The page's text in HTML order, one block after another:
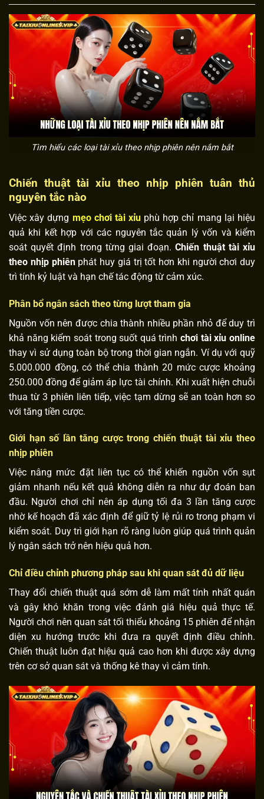
Tìm hiểu các loại tài xỉu theo nhịp phiên nên nắm bắt
Chiến thuật tài xỉu theo nhịp phiên tuân thủ
nguyên tắc nào
Việc xây dựng mẹo chơi tài xỉu phù hợp chỉ mang lại hiệu
quả khi kết hợp với các nguyên tắc quản lý vốn và kiểm
soát quyết định trong từng giai đoạn.Chiến thuật tài xỉu
theo nhịp phiênphát huy giá trị tốt hơn khi người chơi duy
trì tính kỷ luật và hạn chế tác động từ cảm xúc.
Phân bổ ngân sách theo từng lượt tham gia
Nguồn vốn nên được chia thành nhiều phần nhỏ để duy trì
khả năng kiểm soát trong suốt quá trìnhchơi tài xỉu online
thay vì sử dụng toàn bộ trong thời gian ngắn. Ví dụ với quỹ
5.000.000 đồng, có thể chia thành 20 mức cược khoảng
250.000 đồng để giảm áp lực tài chính. Khi xuất hiện chuỗi
thua từ 3 phiên liên tiếp, việc tạm dừng sẽ an toàn hơn so
với tăng tiền cược.
Giới hạn số lần tăng cược trong chiến thuật tài xỉu theo
nhịp phiên
Việc nâng mức đặt liên tục có thể khiến nguồn vốn sụt
giảm nhanh nếu kết quả không diễn ra như dự đoán ban
đầu. Người chơi chỉ nên áp dụng tối đa 3 lần tăng cược
nhờ kế hoạch đã xác định để giữ tỷ lệ rủi ro trong phạm vi
kiểm soát. Duy trì giới hạn rõ ràng luôn giúp quá trình quản
lý ngân sách trở nên hiệu quả hơn.
Chỉ điều chỉnh phương pháp sau khi quan sát đủ dữ liệu
Thay đổi chiến thuật quá sớm dễ làm mất tính nhất quán
và gây khó khăn trong việc đánh giá hiệu quả thực tế.
Người chơi nên quan sát tối thiểu khoảng 15 phiên để nhận
diện xu hướng trước khi đưa ra quyết định điều chỉnh.
Chiến thuật luôn đạt hiệu quả cao hơn khi được xây dựng
trên cơ sở quan sát và thống kê thay vì cảm tính.